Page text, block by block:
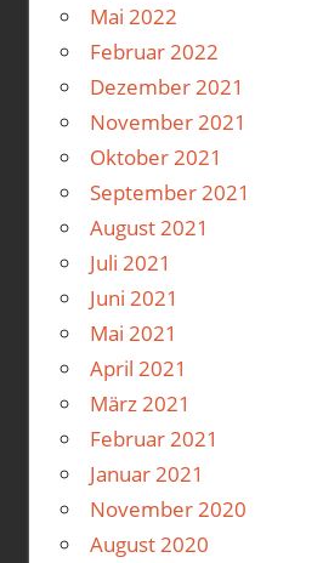
Mai 2022
Februar 2022
Dezember 2021
November 2021
Oktober 2021
September 2021
August 2021
Juli 2021
Juni 2021
Mai 2021
April 2021
März 2021
Februar 2021
Januar 2021
November 2020
August 2020